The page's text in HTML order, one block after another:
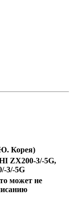
Корея)
ZX200-3/-5G,
3/-5G
может не